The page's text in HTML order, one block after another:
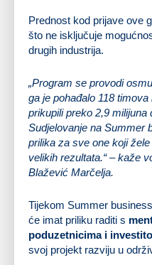
Prednost kod prijave ove
što ne isključuje
drugih industrija.
„Program se provodi
ga je pohađalo 118
prikupili preko 2,9 milijuna
Sudjelovanje na Summer
prilika za sve one koji
velikih rezultata.“ – kaže
Blažević Marčelja.
Tijekom Summer
će imat priliku raditi s
poduzetnicima i
svoj projekt razviju u